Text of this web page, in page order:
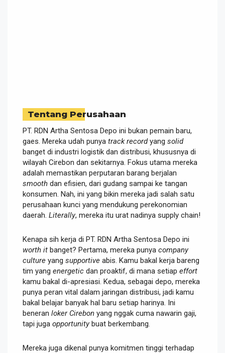
Tentang Perusahaan
PT. RDN Artha Sentosa Depo ini bukan pemain baru,
gaes. Mereka udah punya track recordyang solid
banget di industri logistik dan distribusi, khususnya di
wilayah Cirebon dan sekitarnya. Fokus utama mereka
adalah memastikan perputaran barang berjalan
smooth dan efisien, dari gudang sampai ke tangan
konsumen. Nah, ini yang bikin mereka jadi salah satu
perusahaan kunci yang mendukung perekonomian
daerah. Literally, mereka itu urat nadinya supply chain!
Kenapa sih kerja di PT. RDN Artha Sentosa Depo ini
worth it banget? Pertama, mereka punya company
culture yang supportive abis. Kamu bakal kerja bareng
tim yang energetic dan proaktif, di mana setiap effort
kamu bakal di-apresiasi. Kedua, sebagai depo, mereka
punya peran vital dalam jaringan distribusi, jadi kamu
bakal belajar banyak hal baru setiap harinya. Ini
beneran loker Cirebon yang nggak cuma nawarin gaji,
tapi juga opportunitybuat berkembang.
Mereka juga dikenal punya komitmen tinggi terhadap